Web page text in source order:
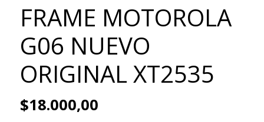
FRAME MOTOROLA
G06 NUEVO
ORIGINAL XT2535
$18.000,00